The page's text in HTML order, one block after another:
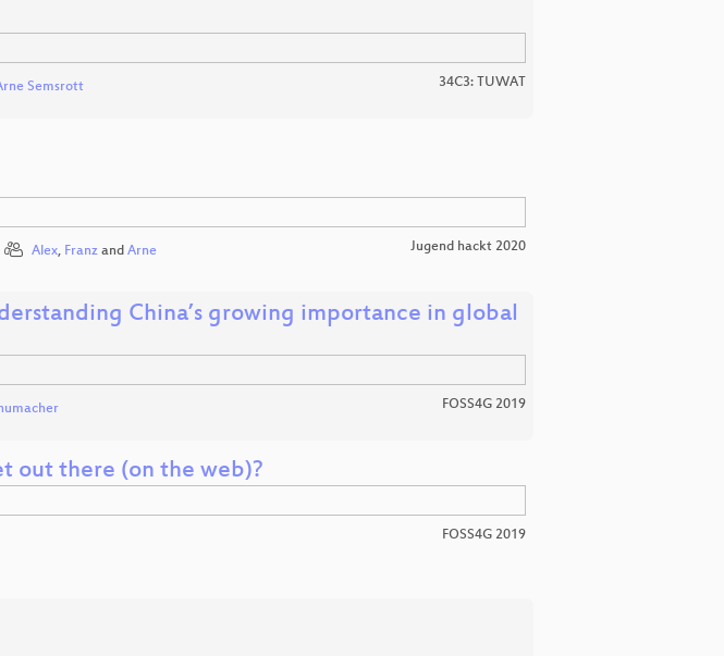
Semsrott 34C3: TUWAT
Alex, Franzand Arne Jugend hackt 2020
China’s growing importance in global
FOSS4G 2019
out there (on the web)?
FOSS4G 2019